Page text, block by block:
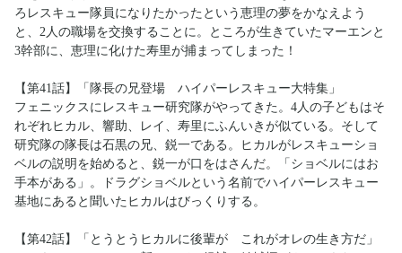
ろレスキュー隊員になりたかったという恵理の夢をかなえよう
と、2人の職場を交換することに。ところが生きていたマーエンと
3幹部に、恵理に化けた寿里が捕まってしまった！
【第41話】「隊長の兄登場 ハイパーレスキュー大特集」
フェニックスにレスキュー研究隊がやってきた。4人の子どもはそ
れぞれヒカル、響助、レイ、寿里にふんいきが似ている。そして
研究隊の隊長は石黒の兄、鋭一である。ヒカルがレスキューショ
ベルの説明を始めると、鋭一が口をはさんだ。「ショベルにはお
手本がある」。ドラグショベルという名前でハイパーレスキュー
基地にあると聞いたヒカルはびっくりする。
【第42話】「とうとうヒカルに後輩が これがオレの生き方だ」